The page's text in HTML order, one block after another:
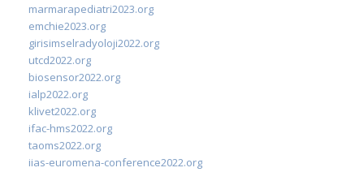
marmarapediatri2023.org
emchie2023.org
girisimselradyoloji2022.org
utcd2022.org
biosensor2022.org
ialp2022.org
klivet2022.org
ifac-hms2022.org
taoms2022.org
iias-euromena-conference2022.org